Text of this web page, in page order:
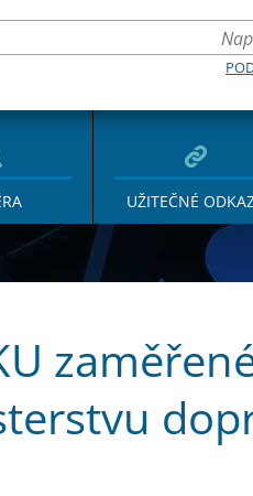
UŽITEČNÉ